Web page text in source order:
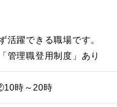
躍できる職場です。
管理職登用制度」あり
時～20時